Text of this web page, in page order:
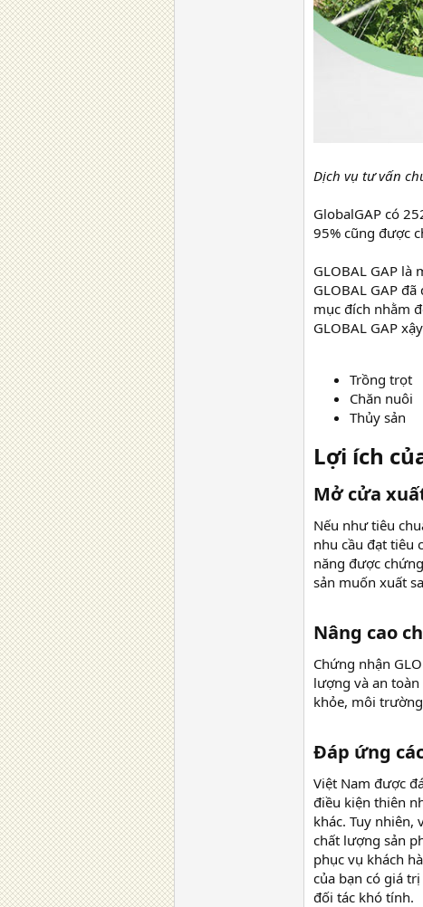
Dịch vụ tư vấn
GlobalGAP có
95% cũng được
GLOBAL GAP
GLOBAL GAP
mục đích nhằm
GLOBAL GAP
Trồng trọt
Chăn nuôi
Thủy sản
Lợi ích
Mở cửa
Nếu như tiêu
nhu cầu đạt tiêu
năng được
sản muốn xuất
Nâng cao
Chứng nhận
lượng và an
khỏe, môi
Đáp ứng
Việt Nam được
điều kiện thiên
khác. Tuy
chất lượng sản
phục vụ khách
của bạn có giá
đối tác khó tính.